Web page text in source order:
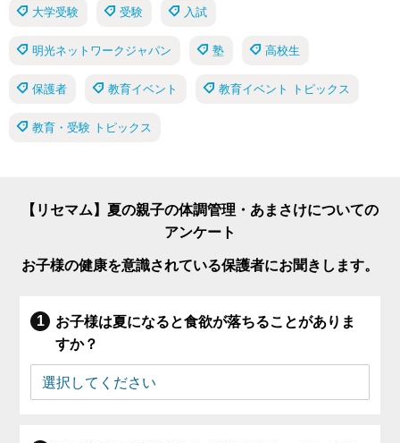
大学受験 受験 入試
明光ネットワークジャパン 塾 高校生
保護者 教育イベント 教育イベント トピックス
教育・受験 トピックス
【リセマム】夏の親子の体調管理・あまさけについての
アンケート
お子様の健康を意識されている保護者にお聞きします。
お子様は夏になると食欲が落ちることがありま
すか？